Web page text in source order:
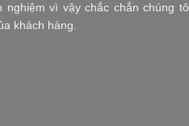
nghiệm vì vậy chắc chắn chúng
khách hàng.